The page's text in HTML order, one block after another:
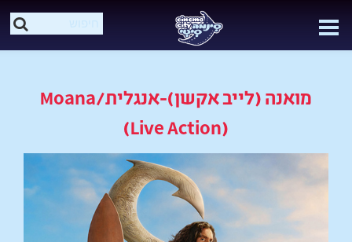
מואנה (לייב אקשן)-אנגלית/Moana
(Live Action)